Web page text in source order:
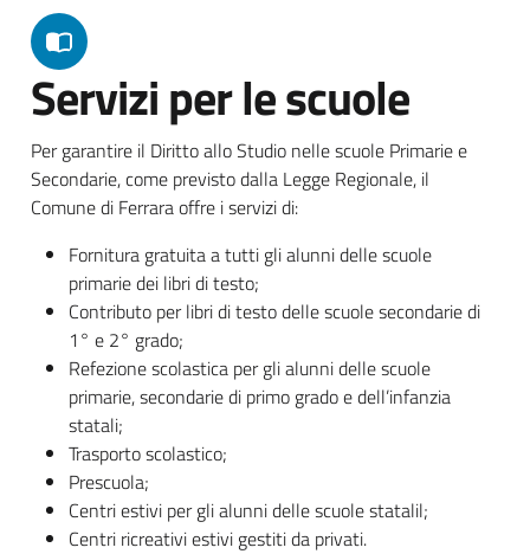
Servizi per le scuole
Per garantire il Diritto allo Studio nelle scuole Primarie e
Secondarie, come previsto dalla Legge Regionale, il
Comune di Ferrara offre i servizi di:
Fornitura gratuita a tutti gli alunni delle scuole
primarie dei libri di testo;
Contributo per libri di testo delle scuole secondarie di
1° e 2° grado;
Refezione scolastica per gli alunni delle scuole
primarie, secondarie di primo grado e dell’infanzia
statali;
Trasporto scolastico;
Prescuola;
Centri estivi per gli alunni delle scuole statalil;
Centri ricreativi estivi gestiti da privati.